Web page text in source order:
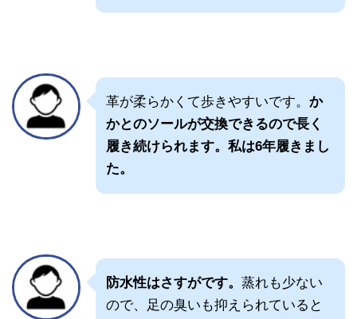
革が柔らかくて歩きやすいです。 か
かとのソールが交換できるので長く
履き続けられます。私は6年履きまし
た。
防水性はさすがです。 蒸れも少ない
ので、足の臭いも抑えられていると